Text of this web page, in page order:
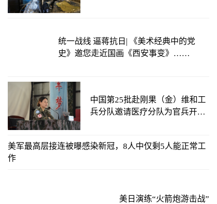
统一战线 逼蒋抗日| 《美术经典中的党
史》邀您走近国画《西安事变》……
中国第25批赴刚果（金）维和工
兵分队邀请医疗分队为官兵开展
美军最高层接连被曝感染新冠，8人中仅剩5人能正常工
作
美日演练“火箭炮游击战”